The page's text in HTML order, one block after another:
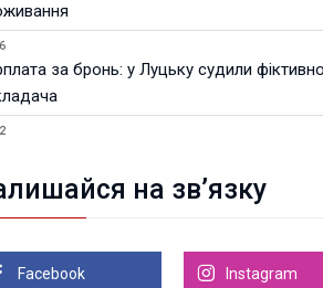
за бронь: у Луцьку судили
21:18
телеоб'єктивів Sigma Sports та
21:00
на зв’язку
Facebook Instagram